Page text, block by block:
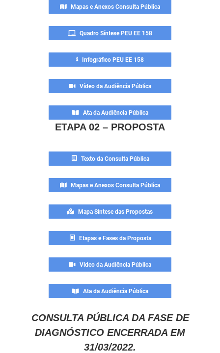
Mapas e Anexos Consulta Pública
Quadro Síntese PEU EE 158
Infográfico PEU EE 158
Vídeo da Audiência Pública
Ata da Audiência Pública
ETAPA 02 – PROPOSTA
Texto da Consulta Pública
Mapas e Anexos Consulta Pública
Mapa Síntese das Propostas
Etapas e Fases da Proposta
Vídeo da Audiência Pública
Ata da Audiência Pública
CONSULTA PÚBLICA DA FASE DE
DIAGNÓSTICO ENCERRADA EM
31/03/2022.